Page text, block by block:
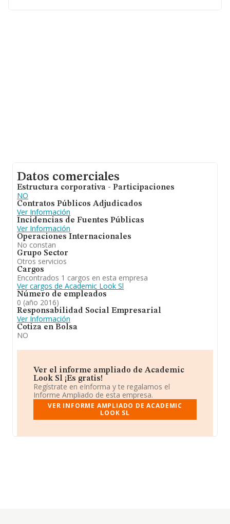
Datos comerciales
Estructura corporativa - Participaciones
NO
Contratos Públicos Adjudicados
Ver Información
Incidencias de Fuentes Públicas
Ver Información
Operaciones Internacionales
No constan
Grupo Sector
Otros servicios
Cargos
Encontrados 1 cargos en esta empresa
Ver cargos de Academic Look Sl
Número de empleados
0 (año 2016)
Responsabilidad Social Empresarial
Ver Información
Cotiza en Bolsa
NO
Ver el informe ampliado de Academic
Look Sl ¡Es gratis!
Regístrate en eInforma y te regalamos el
Informe Ampliado de esta empresa.
VER INFORME AMPLIADO DE ACADEMIC
LOOK SL